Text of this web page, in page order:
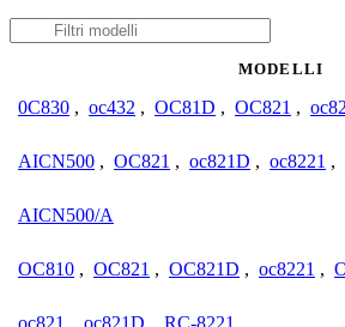
MODELLI
0C830 , oc432 , OC81D , OC821 ,
AICN500 , OC821 , oc821D , oc8221 ,
AICN500/A
OC810 , OC821 , OC821D , oc8221 ,
oc821 , oc821D , RC-8221